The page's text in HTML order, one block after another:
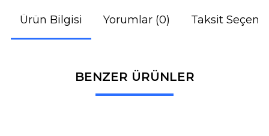
Ürün Bilgisi Yorumlar (0) Taksit
BENZER ÜRÜNLER